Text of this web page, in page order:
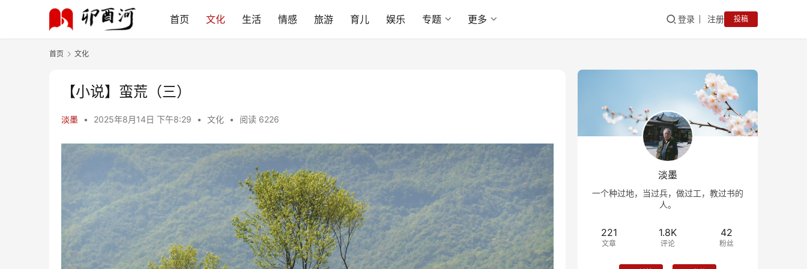
首页 文化 生活 情感 旅游 育儿 娱乐 专题 更多 登录 注册 投稿
首页 文化
【小说】蛮荒（三）
淡墨 • 2025年8月14日 下午8:29 • 文化 • 阅读 6226
淡墨
一个种过地，当过兵，做过工，教过书的
人。
221
文章
1.8K
评论
42
粉丝